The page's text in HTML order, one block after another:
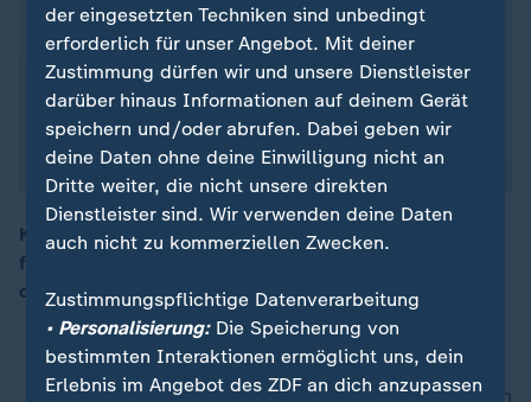
Karl Lauterbach hält eine Analyse der Corona-Politik
für notwendig. Es solle nicht der Eindruck entstehen,
dass die Regierung etwas zu verbergen hat.
nach oben
der eingesetzten Techniken sind unbedingt
erforderlich für unser Angebot. Mit deiner
Zustimmung dürfen wir und unsere Dienstleister
darüber hinaus Informationen auf deinem Gerät
speichern und/oder abrufen. Dabei geben wir
deine Daten ohne deine Einwilligung nicht an
Dritte weiter, die nicht unsere direkten
Dienstleister sind. Wir verwenden deine Daten
auch nicht zu kommerziellen Zwecken.
Zustimmungspflichtige Datenverarbeitung
• Personalisierung:Die Speicherung von
bestimmten Interaktionen ermöglicht uns, dein
Erlebnis im Angebot des ZDF an dich anzupassen